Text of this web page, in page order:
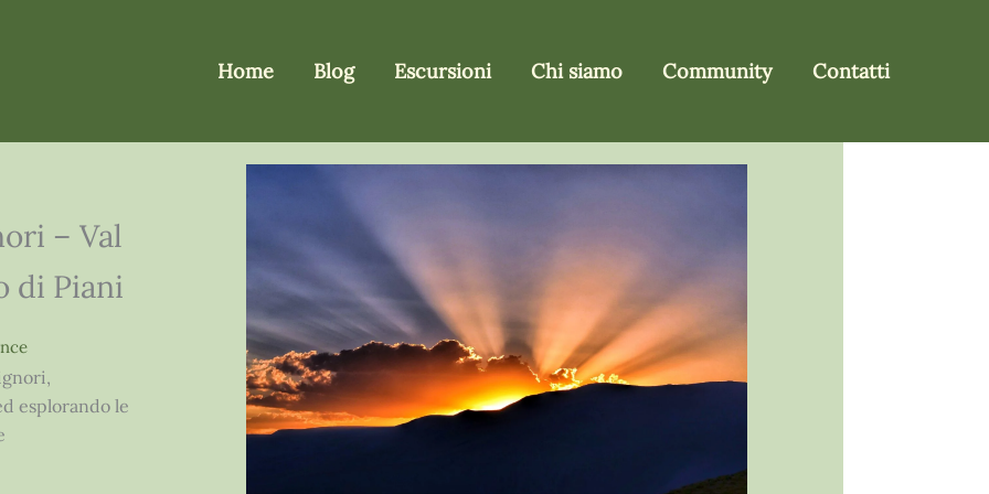
Home Blog Escursioni Chi siamo Community Contatti
– Val
di Piani
esplorando le